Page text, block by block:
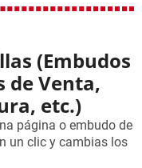
(Embudos
de Venta,
etc.)
página o embudo de
un clic y cambias los